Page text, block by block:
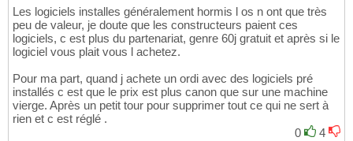
Les logiciels installes généralement hormis l os n ont que très
peu de valeur, je doute que les constructeurs paient ces
logiciels, c est plus du partenariat, genre 60j gratuit et après si le
logiciel vous plait vous l achetez.
Pour ma part, quand j achete un ordi avec des logiciels pré
installés c est que le prix est plus canon que sur une machine
vierge. Après un petit tour pour supprimer tout ce qui ne sert à
rien et c est réglé .
0
4